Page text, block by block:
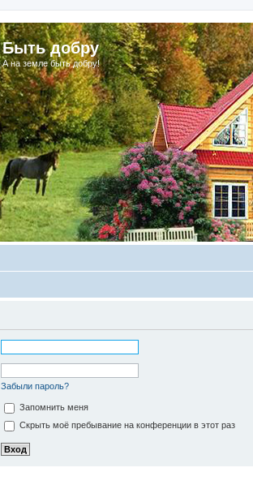
Быть добру
А на земле быть добру!
Забыли пароль?
Запомнить меня
Скрыть моё пребывание на конференции в этот раз